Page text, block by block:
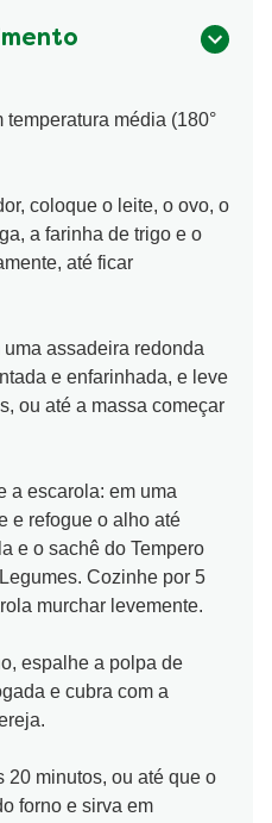
média (180°
coloque o leite, o ovo, o
a farinha de trigo e o
até ficar
assadeira redonda
e enfarinhada, e leve
ou até a massa começar
a escarola: em uma
e refogue o alho até
e o sachê do Tempero
Cozinhe por 5
murchar levemente.
espalhe a polpa de
e cubra com a
20 minutos, ou até que o
forno e sirva em